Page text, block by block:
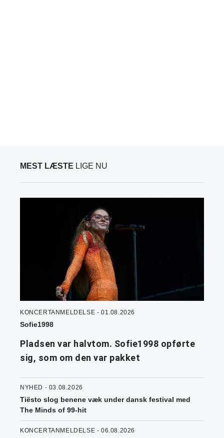
MEST LÆSTE LIGE NU
KONCERTANMELDELSE - 01.08.2026
Sofie1998
Pladsen var halvtom. Sofie1998 opførte
sig, som om den var pakket
NYHED - 03.08.2026
Tiësto slog benene væk under dansk festival med
The Minds of 99-hit
KONCERTANMELDELSE - 06.08.2026